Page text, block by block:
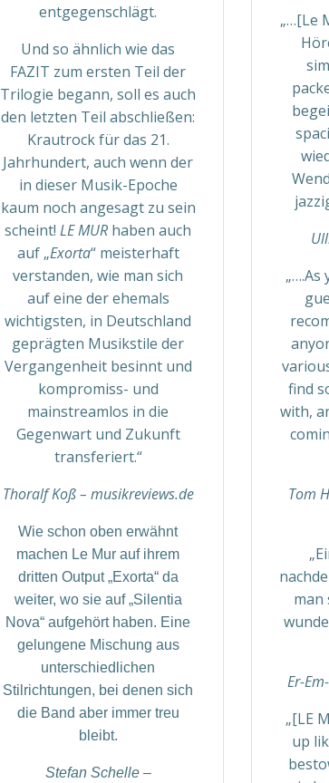
entgegenschlägt.
Und so ähnlich wie das
FAZIT zum ersten Teil der
Trilogie begann, soll es auch
den letzten Teil abschließen:
Krautrock für das 21.
Jahrhundert, auch wenn der
in dieser Musik-Epoche
kaum noch angesagt zu sein
scheint! LE MUR haben auch
auf „Exorta“ meisterhaft
verstanden, wie man sich
auf eine der ehemals
wichtigsten, in Deutschland
geprägten Musikstile der
Vergangenheit besinnt und
kompromiss- und
mainstreamlos in die
Gegenwart und Zukunft
transferiert.“
Thoralf Koß – musikreviews.de
Wie schon oben erwähnt
machen Le Mur auf ihrem
dritten Output „Exorta“ da
weiter, wo sie auf „Silentia
Nova“ aufgehört haben. Eine
gelungene Mischung aus
unterschiedlichen
Stilrichtungen, bei denen sich
die Band aber immer treu
bleibt.
Stefan Schelle –
„…[Le
„….As
find
with,
Tom
man
Er-
„[LE
up